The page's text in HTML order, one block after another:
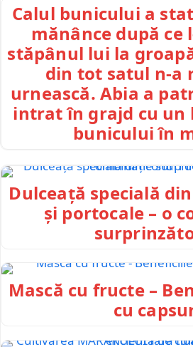
Calul bunicului a
mănânce după ce
stăpânul lui la
din tot satul n-a
urnească. Abia a
intrat în grajd cu un
bunicului în
Dulceață specială
și portocale – o
Mască cu fructe –
cu